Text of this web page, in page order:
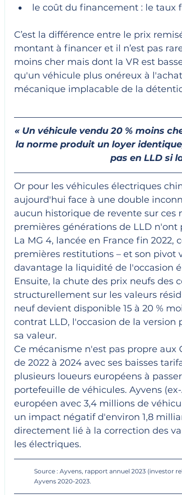
le coût du financement : le taux
C’est la différence entre le prix
montant à financer et il n’est pas
moins cher mais dont la VR est
qu'un véhicule plus onéreux à
mécanique implacable de la
« Un véhicule vendu 20 % moins
la norme produit un loyer
pas en LLD si
Or pour les véhicules électriques
aujourd'hui face à une double
aucun historique de revente sur ces
premières générations de LLD
La MG 4, lancée en France fin
premières restitutions – et son
davantage la liquidité de l'occasion
Ensuite, la chute des prix neufs des
structurellement sur les valeurs
neuf devient disponible 15 à 20 %
contrat LLD, l'occasion de la
sa valeur.
Ce mécanisme n'est pas propre aux
de 2022 à 2024 avec ses baisses
plusieurs loueurs européens à
portefeuille de véhicules. Ayvens
européen avec 3,4 millions de
un impact négatif d'environ 1,8
directement lié à la correction des
les électriques.
Source : Ayvens, rapport annuel 2023 (investor
Ayvens 2020-2023.